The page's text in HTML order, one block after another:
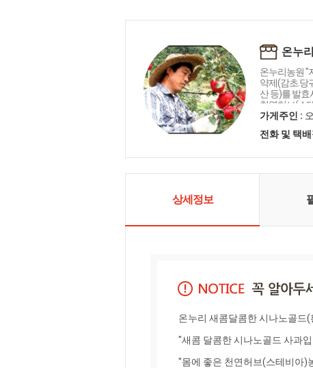
온누
온누리농원 "
약제(감초.당
산 등)를 발효
천연허브(스
함으로써 뿌
온누리 자연
도와 영양이
다!" "온누리
판정"을 받은
이 만든 식품
가게주인 :
전화 및 택
상세정보
온누리 새콤달콤한 시나노골드
"새콤 달콤한 시나노골드 사과
"몸에 좋은 천연허브(스테비아)